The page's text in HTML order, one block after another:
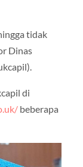
tidak
Dinas
di
beberapa